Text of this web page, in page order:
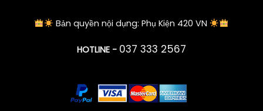
Bản quyền nội dụng: Phụ Kiện 420 VN
HOTLINE - 037 333 2567